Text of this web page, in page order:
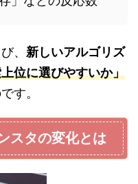
、 新しいアルゴリズ
位に選びやすいか」
す。
スタの変化とは